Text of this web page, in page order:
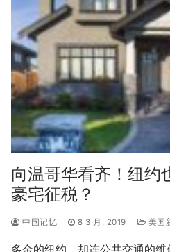
向温哥华看齐！纽约
豪宅征税？
中国记忆 8 3 月, 2019 美国
多金的纽约，却连公共交通的维